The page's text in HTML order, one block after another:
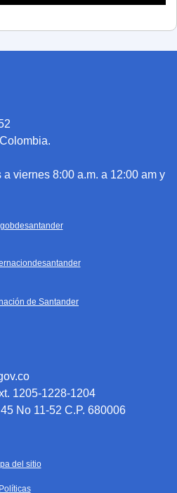
a viernes 8:00 a.m. a 12:00 am y
de Santander
1205-1228-1204
No 11-52 C.P. 680006
del sitio
Políticas